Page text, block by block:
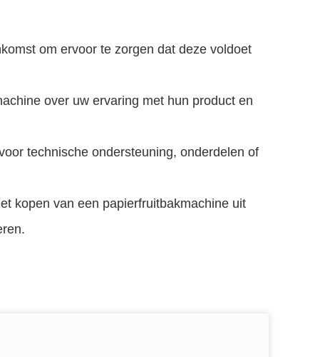
om ervoor te zorgen dat deze voldoet
over uw ervaring met hun product en
technische ondersteuning, onderdelen of
kopen van een papierfruitbakmachine uit